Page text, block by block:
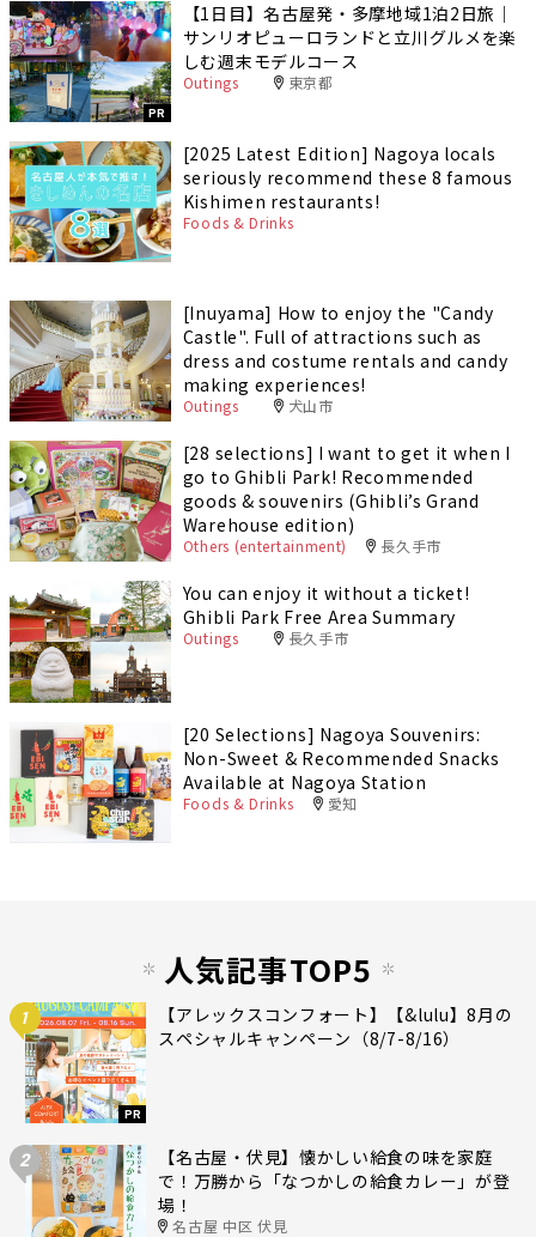
PR
【1日目】名古屋発・多摩地域1泊2日旅｜
サンリオピューロランドと立川グルメを楽
しむ週末モデルコース
Outings 東京都
[2025 Latest Edition] Nagoya locals
seriously recommend these 8 famous
Kishimen restaurants!
Foods & Drinks
[Inuyama] How to enjoy the "Candy
Castle". Full of attractions such as
dress and costume rentals and candy
making experiences!
Outings 犬山市
[28 selections] I want to get it when I
go to Ghibli Park! Recommended
goods & souvenirs (Ghibli’s Grand
Warehouse edition)
Others (entertainment) 長久手市
You can enjoy it without a ticket!
Ghibli Park Free Area Summary
Outings 長久手市
[20 Selections] Nagoya Souvenirs:
Non-Sweet & Recommended Snacks
Available at Nagoya Station
Foods & Drinks 愛知
人気記事TOP5
1
PR
【アレックスコンフォート】【&lulu】8月の
スペシャルキャンペーン（8/7-8/16）
2
【名古屋・伏見】懐かしい給食の味を家庭
で！万勝から「なつかしの給食カレー」が登
場！
名古屋 中区 伏見